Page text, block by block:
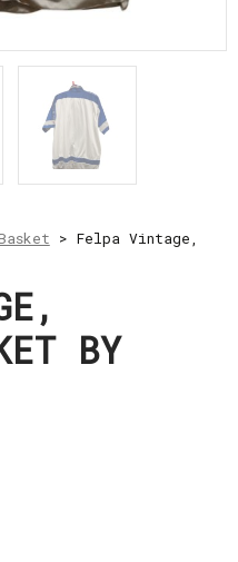
Basket > Felpa Vintage,
BY